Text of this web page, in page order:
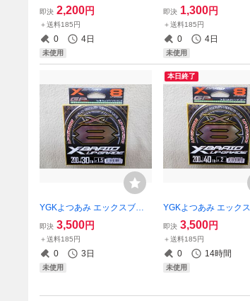
掛け 1.5号 3ｍ 5個セッ
ト 前打ち ヘチ釣り 黒
鯛 チヌ クロダイ 落とし
込み用目印
即決 2,200円
＋送料185円
0 4日
未使用
モリグシンカー2 20号
ット グロー AST209-
夜行 オモリ 錘 ケンサ
スルメイカ ヤリイカ
即決 1,300円
＋送料185円
0 4日
未使用
YGKよつあみ エックスブレ
イド アップグレードX8 1.5号
200ｍ 30LB Xブレイド 8本編
みPE 送料185円
即決 3,500円
＋送料185円
0 3日
未使用
本日終了
YGKよつあみ エック
イド アップグレード
00ｍ 40LB Xブレイド
8本編みPE 送料185円
即決 3,500円
＋送料185円
0 14時間
未使用